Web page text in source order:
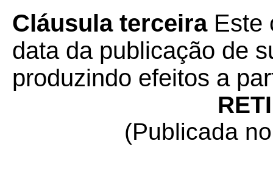
Cláusula terceiraEste
data da publicação de
produzindo efeitos a
(Publicada